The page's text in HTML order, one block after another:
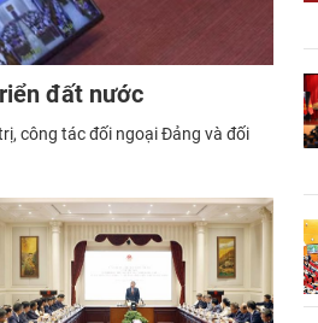
đất nước
công tác đối ngoại Đảng và đối